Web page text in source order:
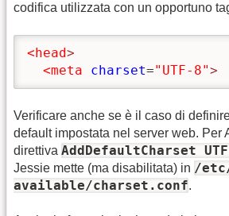
codifica utilizzata con un opportuno
<head>
<meta
charset="UTF-8">
Verificare anche se è il caso di
default impostata nel server web. Per
direttiva AddDefaultCharset
Jessie mette (ma disabilitata) in /
available/charset.conf.